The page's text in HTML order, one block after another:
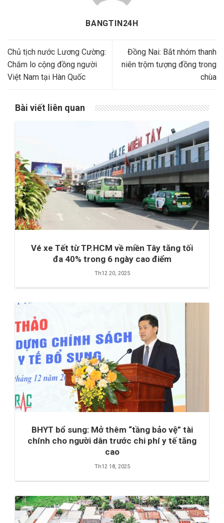
BANGTIN24H
Chủ tịch nước Lương Cường:
Chăm lo cộng đồng người
Việt Nam tại Hàn Quốc
Đồng Nai: Bắt nhóm thanh
niên trộm tượng đồng trong
chùa
Bài viết liên quan
Vé xe Tết từ TP.HCM về miền Tây tăng tối
đa 40% trong 6 ngày cao điểm
Th12 20, 2025
BHYT bổ sung: Mở thêm “tầng bảo vệ” tài
chính cho người dân trước chi phí y tế tăng
cao
Th12 18, 2025